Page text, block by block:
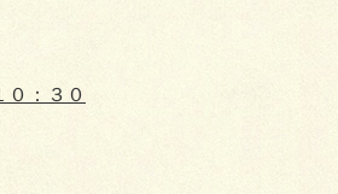
０：３０